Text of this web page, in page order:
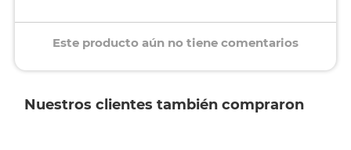
Este producto aún no tiene comentarios
Nuestros clientes también compraron